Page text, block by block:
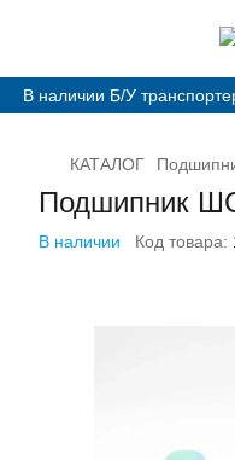
В наличии Б/У
КАТАЛОГ
Подшипник
В наличии Код товара: